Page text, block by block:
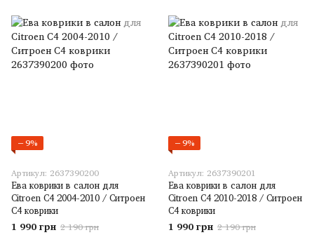
−9%
Артикул: 2637390200
Ева коврики в салон для
Citroen C4 2004-2010 / Ситроен
С4 коврики
1 990 грн 2 190 грн
−9%
Артикул: 2637390201
Ева коврики в салон для
Citroen C4 2010-2018 / Ситроен
С4 коврики
1 990 грн 2 190 грн